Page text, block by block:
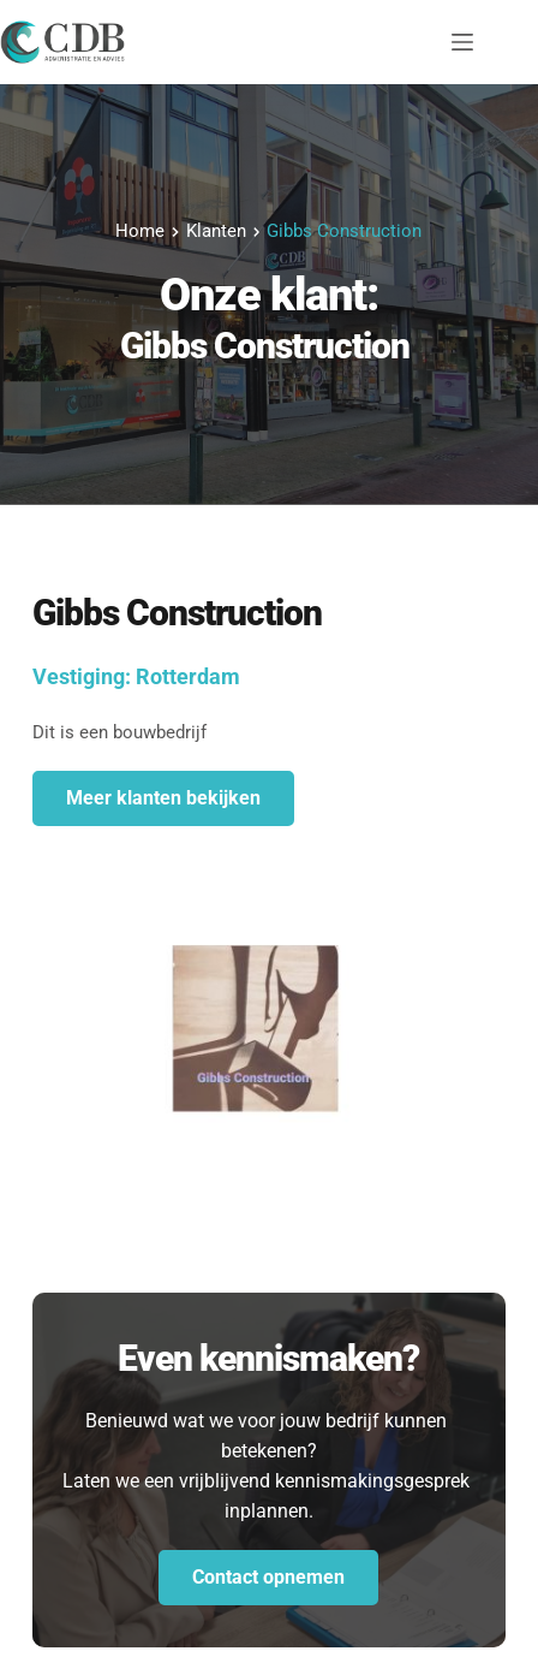
naar
de
Even
kennismaken?
[blocksy-content-block id="7258"]
Home Klanten Gibbs Construction
Onze klant:
Gibbs Construction
Gibbs Construction
Vestiging: Rotterdam
Dit is een bouwbedrijf
Meer klanten bekijken
Even kennismaken?
Benieuwd wat we voor jouw bedrijf kunnen
betekenen?
Laten we een vrijblijvend kennismakingsgesprek
inplannen.
Contact opnemen